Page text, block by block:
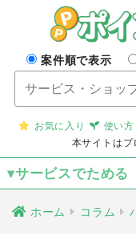
案件順で表示
お気に入り 使い方
本サイトはプ
▾サービスでためる
ホーム コラム